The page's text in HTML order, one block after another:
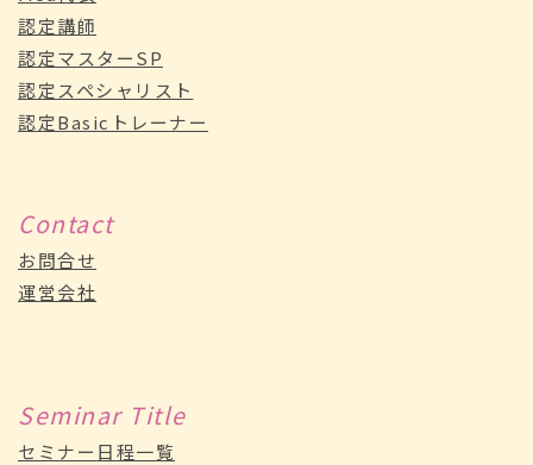
認定講師
認定マスターSP
認定スペシャリスト
認定Basicトレーナー
Contact
お問合せ
運営会社
Seminar Title
セミナー日程一覧